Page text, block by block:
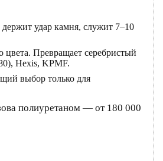
удар камня, служит 7–10
цвета. Превращает серебристый
Hexis, KPMF.
выбор только для
полиуретаном — от 180 000